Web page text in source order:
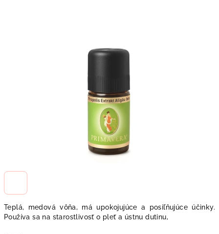
Teplá, medová vôňa, má upokojujúce a posiľňujúce účinky.
Používa sa na starostlivosť o pleť a ústnu dutinu,